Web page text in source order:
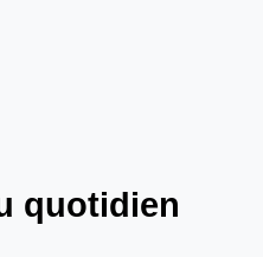
quotidien